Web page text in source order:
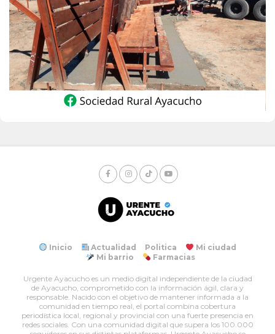
Inicio Actualidad Politica
Mi ciudad
Mi barrio
Farmacias
Urgente Ayacucho es un medio digital independiente de la ciudad
de Ayacucho, comprometido con la información ágil, clara y
responsable. Nacido con el objetivo de mantener informada a la
comunidad en tiempo real, el portal combina cobertura
periodística local, regional y provincial con una fuerte presencia en
redes sociales. Con una comunidad digital que supera los 100.000